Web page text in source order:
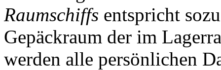
Raumschiffs entspricht
Gepäckraum der im
werden alle persönlichen